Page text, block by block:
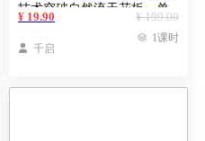
技术突破自然流天花板，单
店月利润1-3万元
¥ 199.00
¥ 19.90
 千启
 1课时